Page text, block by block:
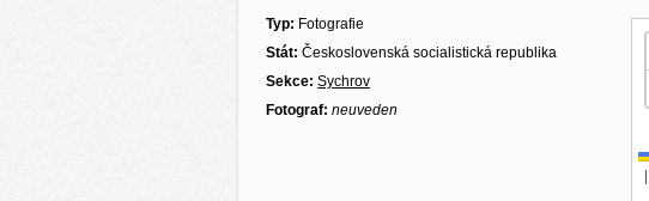
Typ: Fotografie
Stát: Československá socialistická republika
Sekce: Sychrov
Fotograf: neuveden
|